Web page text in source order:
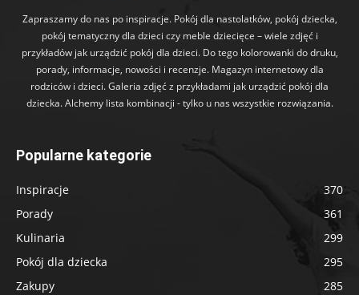
Zapraszamy do nas po inspiracje. Pokój dla nastolatków, pokój dziecka,
pokój tematyczny dla dzieci czy meble dziecięce – wiele zdjęć i
przykładów jak urządzić pokój dla dzieci. Do tego kolorowanki do druku,
porady, informacje, nowości i recenzje. Magazyn internetowy dla
rodziców i dzieci. Galeria zdjęć z przykładami jak urządzić pokój dla
dziecka. Alchemy lista kombinacji - tylko u nas wszystkie rozwiązania.
Popularne kategorie
Inspiracje
370
Porady
361
Kulinaria
299
Pokój dla dziecka
295
Zakupy
285